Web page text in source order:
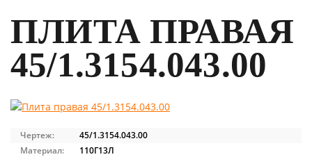
ПЛИТА ПРАВАЯ
45/1.3154.043.00
Чертеж:
45/1.3154.043.00
Материал:
110Г13Л